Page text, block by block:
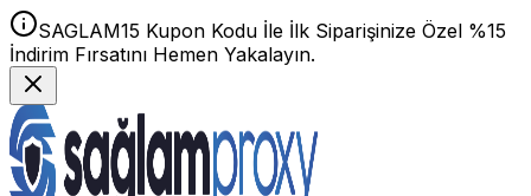
SAGLAM15 Kupon Kodu İle İlk Siparişinize Özel %15
İndirim Fırsatını Hemen Yakalayın.